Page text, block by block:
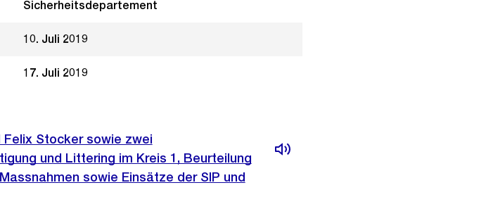
Sicherheitsdepartement
10. Juli 2019
17. Juli 2019
Stocker sowie zwei
und Littering im Kreis 1, Beurteilung
sowie Einsätze der SIP und